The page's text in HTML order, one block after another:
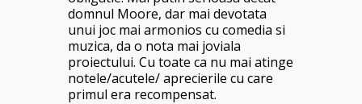
domnul Moore, dar mai devotata
unui joc mai armonios cu comedia si
muzica, da o nota mai joviala
proiectului. Cu toate ca nu mai atinge
notele/acutele/ aprecierile cu care
primul era recompensat.